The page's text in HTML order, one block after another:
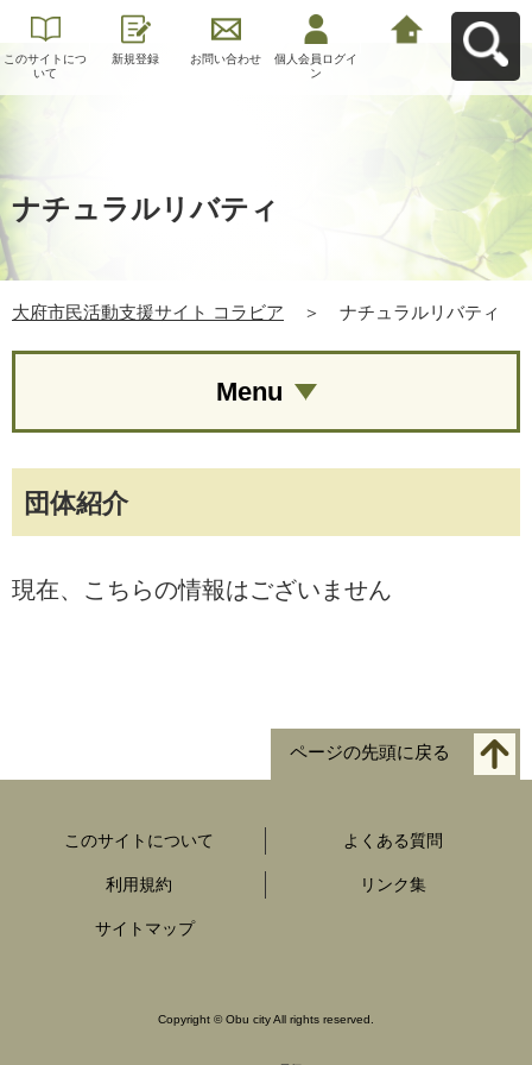
このサイトにつ
いて
新規登録 お問い合わせ
個人会員ログイ
ン
ナチュラルリバティ
大府市民活動支援サイト コラビア ＞ ナチュラルリバティ
団体紹介
現在、こちらの情報はございません
Menu
ページの先頭に戻る
このサイトについて よくある質問
利用規約 リンク集
サイトマップ
Copyright ©Obu city All rights reserved.